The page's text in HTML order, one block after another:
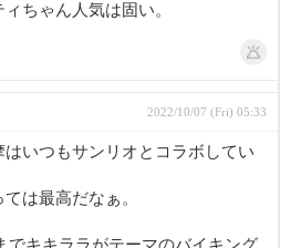
ちゃん人気は固い。
2022/10/07 (Fri) 05:33
いつもサンリオとコラボしてい
は最高だなぁ。